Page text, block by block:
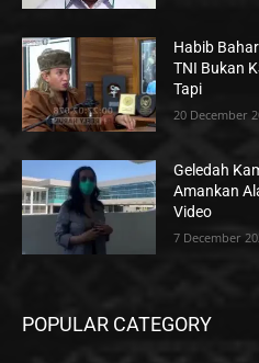
Habib
TNI Bukan
Tapi
20 December
Geledah
Amankan
Video
7 December
POPULAR CATEGORY